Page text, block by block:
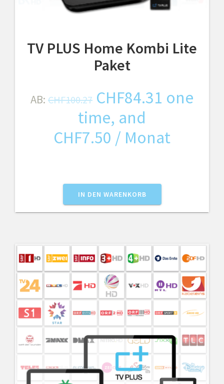
TV PLUS Home Kombi Lite
Paket
AB: CHF100.27 Ursprünglicher
Preis
war:
CHF84.31
ist:
one
time, and
CHF7.50 / Monat
IN DEN WARENKORB